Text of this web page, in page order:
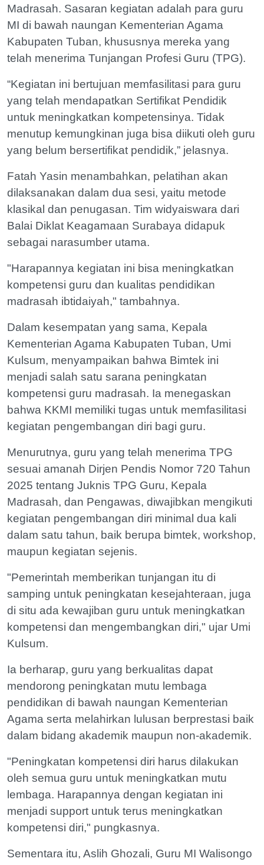
Madrasah. Sasaran kegiatan adalah para guru
MI di bawah naungan Kementerian Agama
Kabupaten Tuban, khususnya mereka yang
telah menerima Tunjangan Profesi Guru (TPG).
“Kegiatan ini bertujuan memfasilitasi para guru
yang telah mendapatkan Sertifikat Pendidik
untuk meningkatkan kompetensinya. Tidak
menutup kemungkinan juga bisa diikuti oleh guru
yang belum bersertifikat pendidik,” jelasnya.
Fatah Yasin menambahkan, pelatihan akan
dilaksanakan dalam dua sesi, yaitu metode
klasikal dan penugasan. Tim widyaiswara dari
Balai Diklat Keagamaan Surabaya didapuk
sebagai narasumber utama.
"Harapannya kegiatan ini bisa meningkatkan
kompetensi guru dan kualitas pendidikan
madrasah ibtidaiyah," tambahnya.
Dalam kesempatan yang sama, Kepala
Kementerian Agama Kabupaten Tuban, Umi
Kulsum, menyampaikan bahwa Bimtek ini
menjadi salah satu sarana peningkatan
kompetensi guru madrasah. Ia menegaskan
bahwa KKMI memiliki tugas untuk memfasilitasi
kegiatan pengembangan diri bagi guru.
Menurutnya, guru yang telah menerima TPG
sesuai amanah Dirjen Pendis Nomor 720 Tahun
2025 tentang Juknis TPG Guru, Kepala
Madrasah, dan Pengawas, diwajibkan mengikuti
kegiatan pengembangan diri minimal dua kali
dalam satu tahun, baik berupa bimtek, workshop,
maupun kegiatan sejenis.
"Pemerintah memberikan tunjangan itu di
samping untuk peningkatan kesejahteraan, juga
di situ ada kewajiban guru untuk meningkatkan
kompetensi dan mengembangkan diri," ujar Umi
Kulsum.
Ia berharap, guru yang berkualitas dapat
mendorong peningkatan mutu lembaga
pendidikan di bawah naungan Kementerian
Agama serta melahirkan lulusan berprestasi baik
dalam bidang akademik maupun non-akademik.
"Peningkatan kompetensi diri harus dilakukan
oleh semua guru untuk meningkatkan mutu
lembaga. Harapannya dengan kegiatan ini
menjadi support untuk terus meningkatkan
kompetensi diri," pungkasnya.
Sementara itu, Aslih Ghozali, Guru MI Walisongo